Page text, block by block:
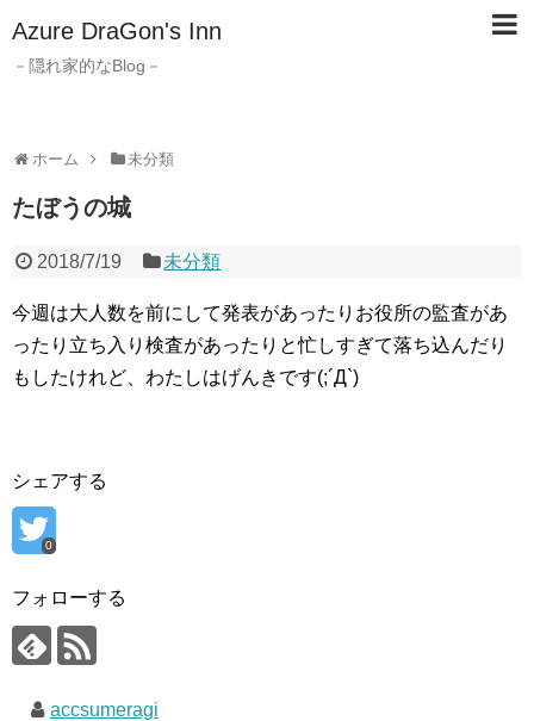
Azure DraGon's Inn
－隠れ家的なBlog－
ホーム 未分類
たぼうの城
2018/7/19 未分類
今週は大人数を前にして発表があったりお役所の監査があ
ったり立ち入り検査があったりと忙しすぎて落ち込んだり
もしたけれど、わたしはげんきです(;´Д`)
シェアする
0
フォローする
accsumeragi